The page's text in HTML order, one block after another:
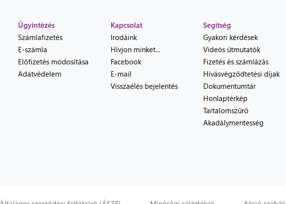
Ügyintézés
Számlafizetés
E-számla
Előfizetés módosítása
Adatvédelem
Kapcsolat
Irodáink
Hívjon minket...
Facebook
E-mail
Visszaélés bejelentés
Segítség
Gyakori kérdések
Videós útmutatók
Fizetés és számlázás
Hívásvégződtetési díjak
Dokumentumtár
Honlaptérkép
Tartalomszűrő
Akadálymentesség